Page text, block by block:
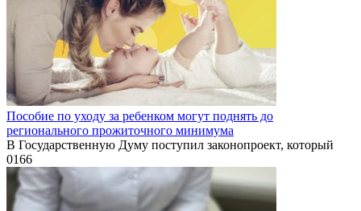
Пособие по уходу за ребенком могут поднять до
регионального прожиточного минимума
В Государственную Думу поступил законопроект, который
0166